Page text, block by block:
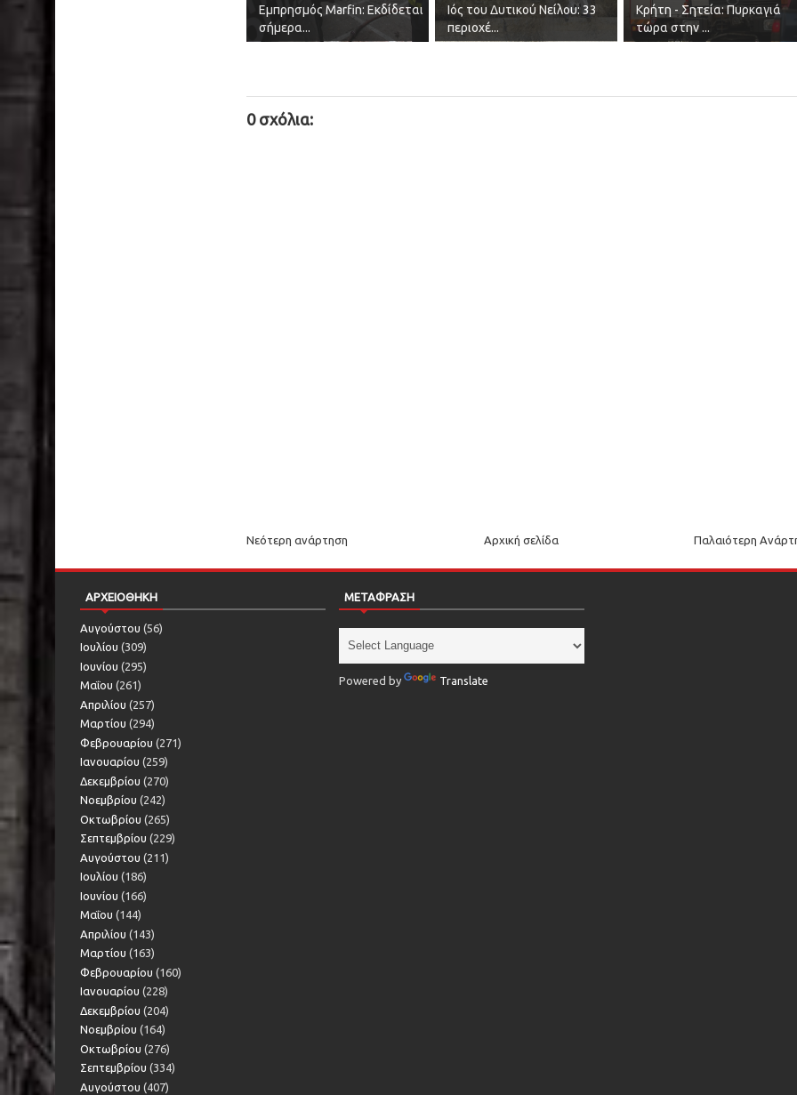
Εμπρησμός Marfin: Εκδίδεται
σήμερα...
Ιός του Δυτικού Νείλου: 33
περιοχέ...
Κρήτη - Σητεία: Πυρκαγιά
τώρα στην ...
0 σχόλια:
Νεότερη ανάρτηση Παλαιότερη
Αρχική σελίδα
ΑΡΧΕΙΟΘΗΚΗ
Αυγούστου (56)
Ιουλίου (309)
Ιουνίου (295)
Μαΐου (261)
Απριλίου (257)
Μαρτίου (294)
Φεβρουαρίου (271)
Ιανουαρίου (259)
Δεκεμβρίου (270)
Νοεμβρίου (242)
Οκτωβρίου (265)
Σεπτεμβρίου (229)
Αυγούστου (211)
Ιουλίου (186)
Ιουνίου (166)
Μαΐου (144)
Απριλίου (143)
Μαρτίου (163)
Φεβρουαρίου (160)
Ιανουαρίου (228)
Δεκεμβρίου (204)
Νοεμβρίου (164)
Οκτωβρίου (276)
Σεπτεμβρίου (334)
Αυγούστου (407)
ΜΕΤΑΦΡΑΣΗ
Powered by Translate